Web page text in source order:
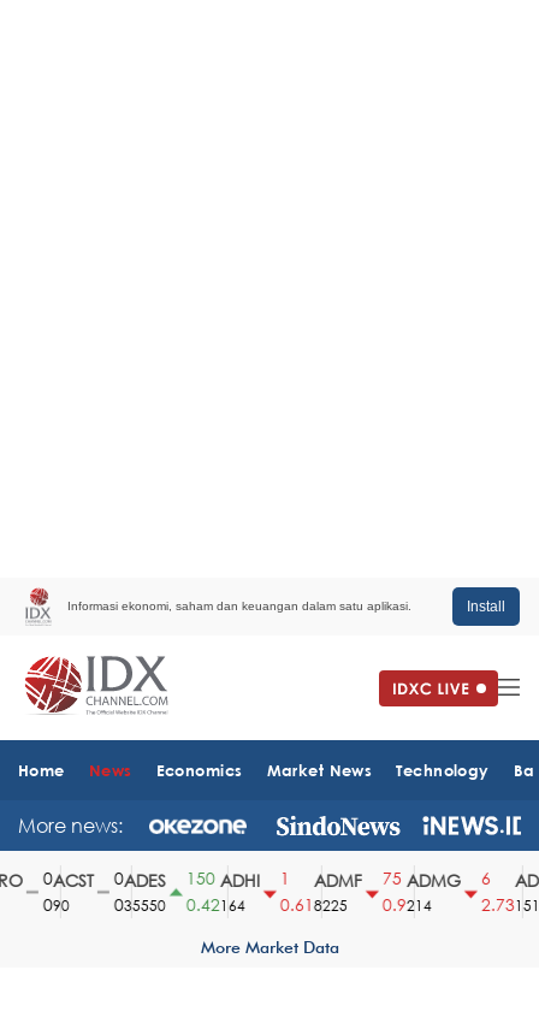
Informasi ekonomi, saham dan keuangan dalam satu aplikasi. Install
Home News Economics Market News Technology
More news:
ACST
90
ADES
35550
150
0.42
ADHI
164
0.61
ADMF
8225
75
0.9
ADMG
214
2.731510
More Market Data